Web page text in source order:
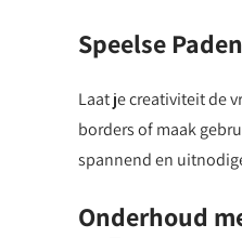
Speelse
Laat je creativiteit de
borders of maak
spannend en
Onderhoud